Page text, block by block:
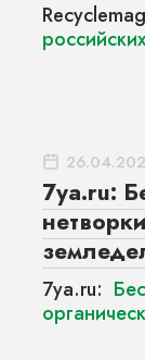
7ya.ru:
7ya.ru: